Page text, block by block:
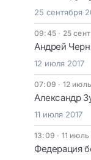
25 сентября
09:45 · 25
Андрей
12 июля 2017
07:09 · 12
Александр
11 июля 2017
13:09 · 11 июль
Федерация